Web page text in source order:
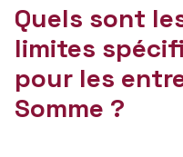
Quels sont
limites
pour les
Somme ?